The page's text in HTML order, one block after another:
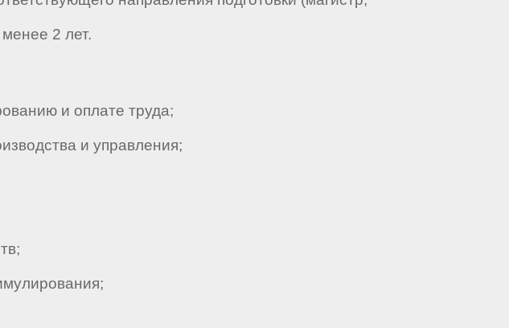
2 лет.
и оплате труда;
и управления;